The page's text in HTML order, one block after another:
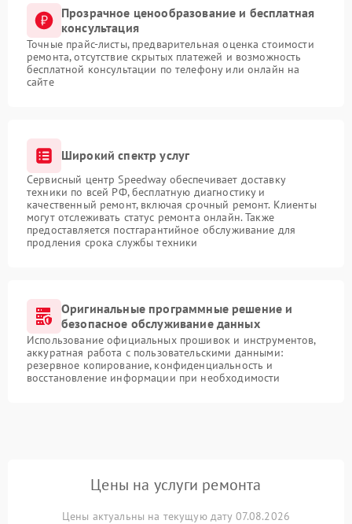
Прозрачное ценообразование и бесплатная
консультация
Точные прайс-листы, предварительная оценка стоимости
ремонта, отсутствие скрытых платежей и возможность
бесплатной консультации по телефону или онлайн на
сайте
Широкий спектр услуг
Сервисный центр Speedway обеспечивает доставку
техники по всей РФ, бесплатную диагностику и
качественный ремонт, включая срочный ремонт. Клиенты
могут отслеживать статус ремонта онлайн. Также
предоставляется постгарантийное обслуживание для
продления срока службы техники
Оригинальные программные решение и
безопасное обслуживание данных
Использование официальных прошивок и инструментов,
аккуратная работа с пользовательскими данными:
резервное копирование, конфиденциальность и
восстановление информации при необходимости
Цены на услуги ремонта
Цены актуальны на текущую дату 07.08.2026